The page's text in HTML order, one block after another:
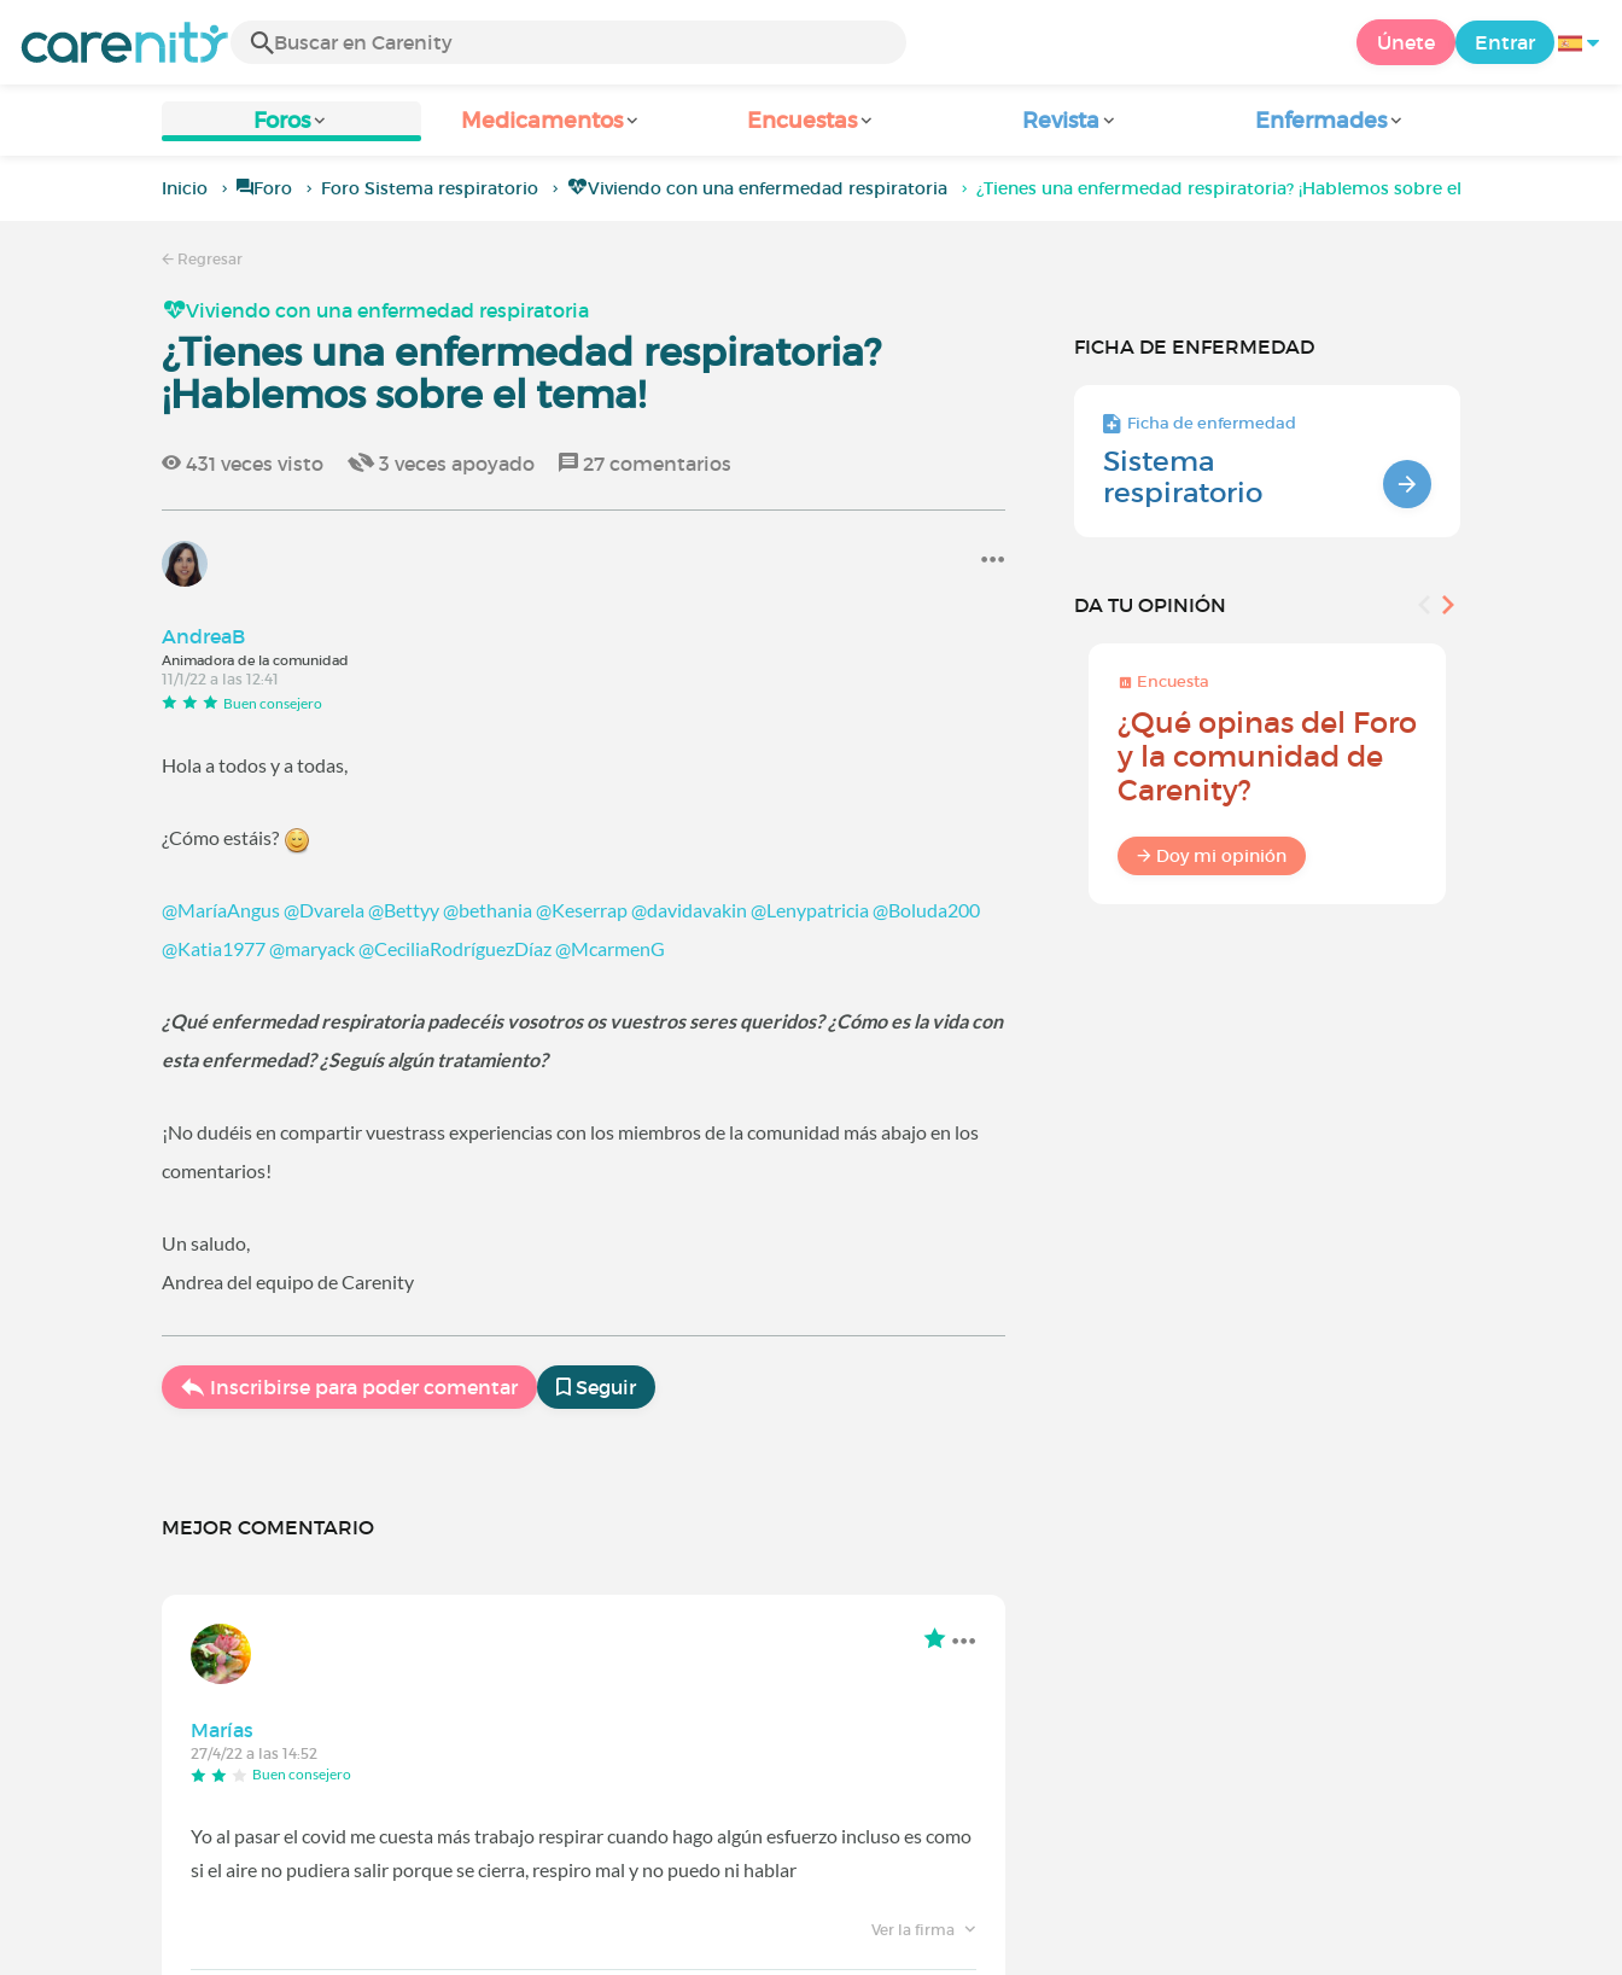
Únete Entrar
Foros Medicamentos Encuestas Revista Enfermades
Inicio Foro Foro Sistema respiratorio Viviendo con una enfermedad respiratoria ¿Tienes una enfermedad respiratoria? ¡Hablemos sobre el tema!
Regresar
Viviendo con una enfermedad respiratoria
¿Tienes una enfermedad respiratoria?
¡Hablemos sobre el tema!
431 veces visto 3 veces apoyado 27 comentarios
AndreaB
Animadora de la comunidad
11/1/22 a las 12:41
Buen consejero
Hola a todos y a todas,
¿Cómo estáis?
@MaríaAngus‍@Dvarela‍@Bettyy‍@bethania‍@Keserrap‍@davidavakin ‍@Lenypatricia‍@Boluda200
@Katia1977‍@maryack‍@CeciliaRodríguezDíaz‍@McarmenG
¿Qué enfermedad respiratoria padecéis vosotros os vuestros seres queridos? ¿Cómo es la vida con
esta enfermedad? ¿Seguís algún tratamiento?
¡No dudéis en compartir vuestrass experiencias con los miembros de la comunidad más abajo en los
comentarios!
Un saludo,
Andrea del equipo de Carenity
Inscribirse para poder comentar Seguir
MEJOR COMENTARIO
Marías
27/4/22 a las 14:52
Buen consejero
Yo al pasar el covid me cuesta más trabajo respirar cuando hago algún esfuerzo incluso es como
si el aire no pudiera salir porque se cierra, respiro mal y no puedo ni hablar
Ver la firma
FICHA DE ENFERMEDAD
Ficha de enfermedad
Sistema
respiratorio
DA TU OPINIÓN
Encuesta
¿Qué opinas del Foro
y la comunidad de
Carenity?
Doy mi opinión